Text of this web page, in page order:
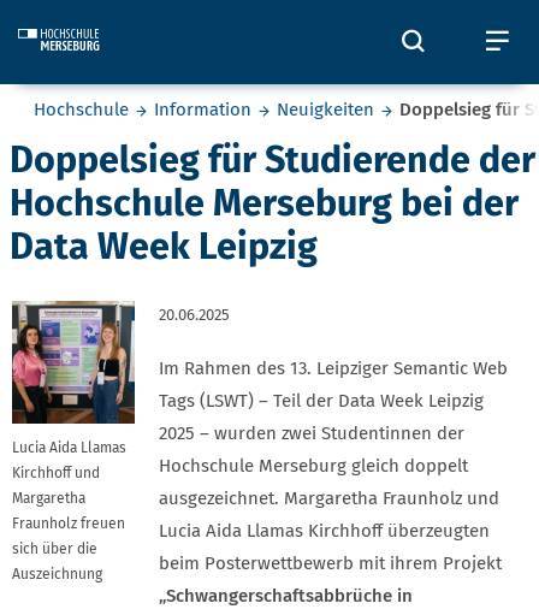
Öffnet
Sie befinden sich hier:
Hochschule Information Neuigkeiten Doppelsieg für
Doppelsieg für Studierende der
Hochschule Merseburg bei der
Data Week Leipzig
Lucia Aida Llamas
Kirchhoff und
Margaretha
Fraunholz freuen
sich über die
Auszeichnung
20.06.2025
Im Rahmen des 13. Leipziger Semantic Web
Tags (LSWT) – Teil der Data Week Leipzig
2025 – wurden zwei Studentinnen der
Hochschule Merseburg gleich doppelt
ausgezeichnet. Margaretha Fraunholz und
Lucia Aida Llamas Kirchhoff überzeugten
beim Posterwettbewerb mit ihrem Projekt
„Schwangerschaftsabbrüche in